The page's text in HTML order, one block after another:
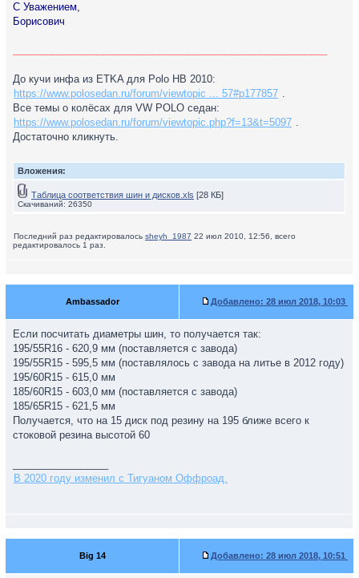
С Уважением,
Борисович
До кучи инфа из ETKA для Polo HB 2010:
https://www.polosedan.ru/forum/viewtopic ... 57#p177857 .
Все темы о колёсах для VW POLO седан:
https://www.polosedan.ru/forum/viewtopic.php?f=13&t=5097 .
Достаточно кликнуть.
Вложения:
Таблица соответствия шин и дисков.xls [28 КБ]
Скачиваний: 26350
Последний раз редактировалось sheyh_1987 22 июл 2010, 12:56, всего
редактировалось 1 раз.
Ambassador Добавлено: 28 июл 2018, 10:03
Если посчитать диаметры шин, то получается так:
195/55R16 - 620,9 мм (поставляется с завода)
195/55R15 - 595,5 мм (поставлялось с завода на литье в 2012 году)
195/60R15 - 615,0 мм
185/60R15 - 603,0 мм (поставляется с завода)
185/65R15 - 621,5 мм
Получается, что на 15 диск под резину на 195 ближе всего к
стоковой резина высотой 60
В 2020 году изменил с Тигуаном Оффроад.
Big 14 Добавлено: 28 июл 2018, 10:51